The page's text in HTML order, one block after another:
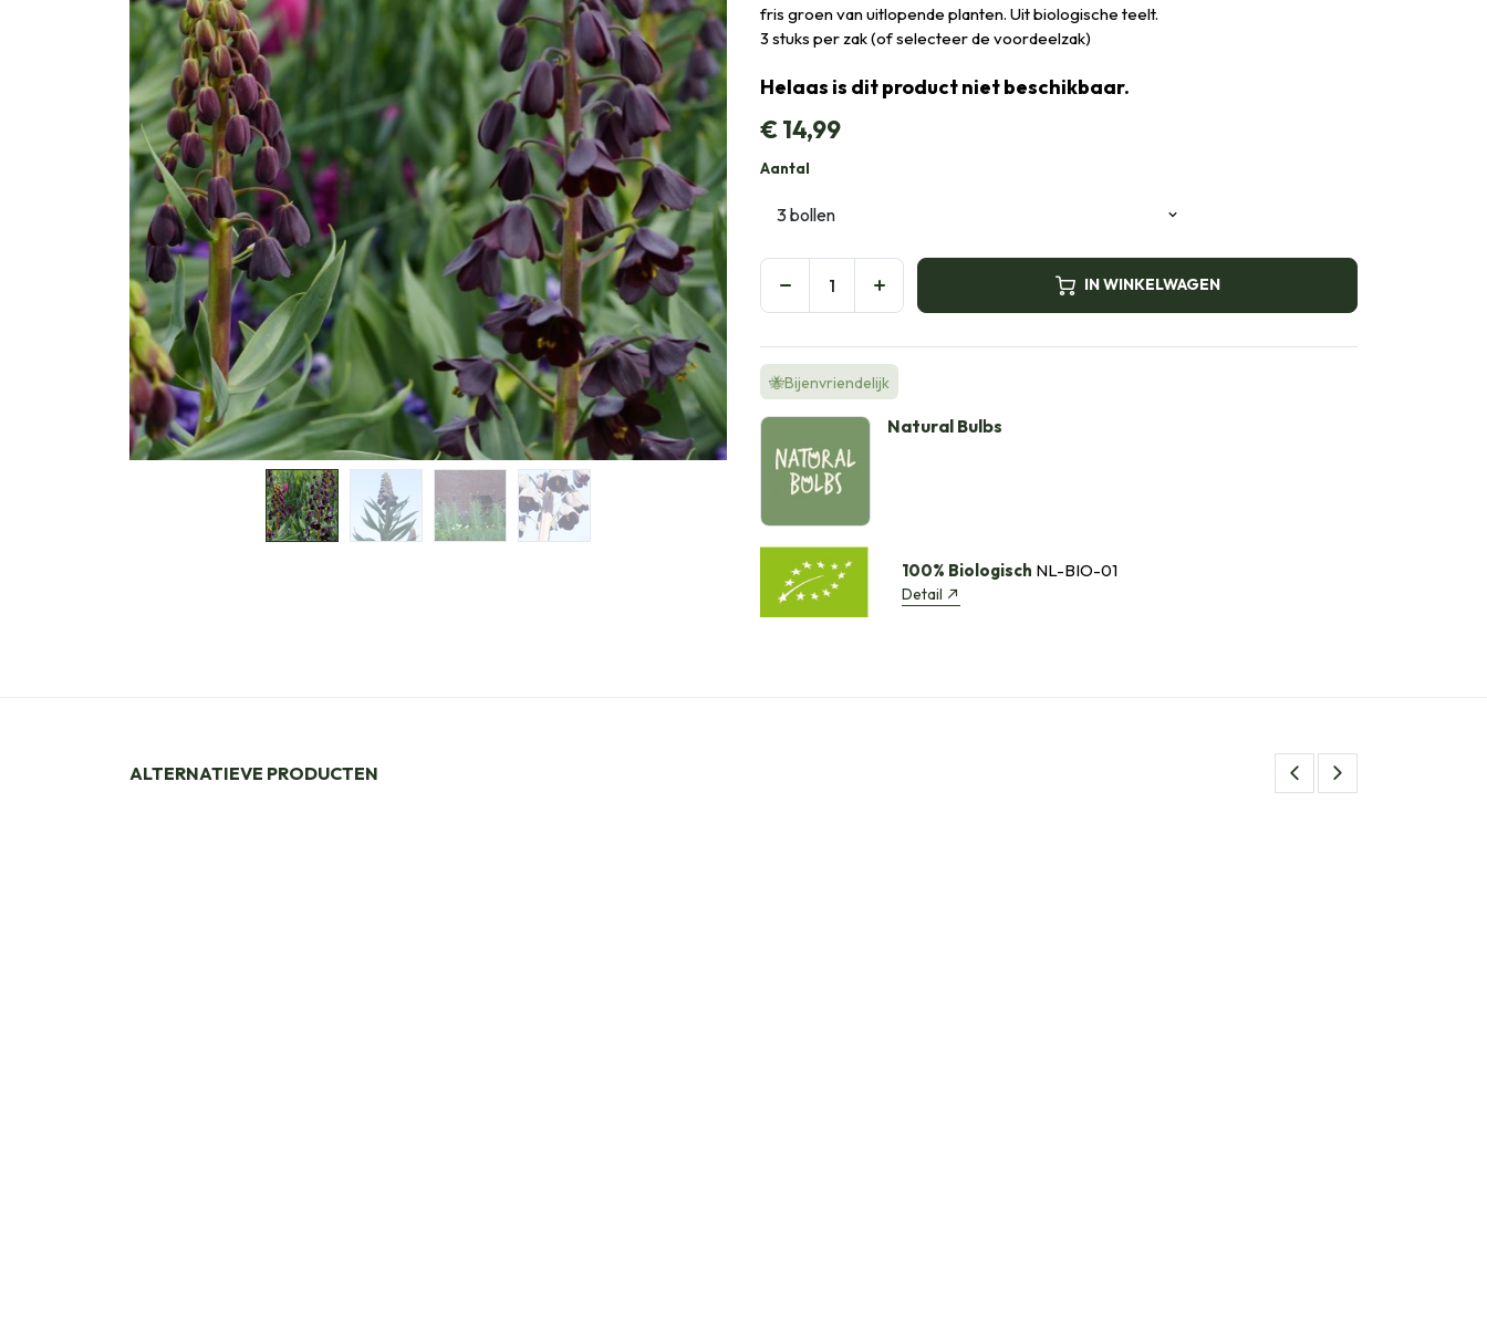
fris groen van uitlopende planten. Uit biologische teelt.
3 stuks per zak (of selecteer de voordeelzak)
Helaas is dit product niet beschikbaar.
€14,99
Aantal
IN WINKELWAGEN
🐝Bijenvriendelijk
Natural Bulbs
100% Biologisch NL-BIO-01
Detail
ALTERNATIEVE PRODUCTEN